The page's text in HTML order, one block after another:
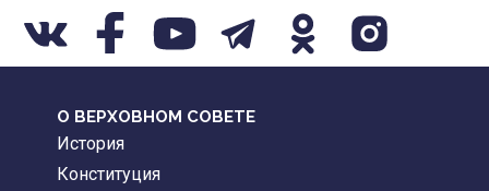
О ВЕРХОВНОМ СОВЕТЕ
История
Конституция